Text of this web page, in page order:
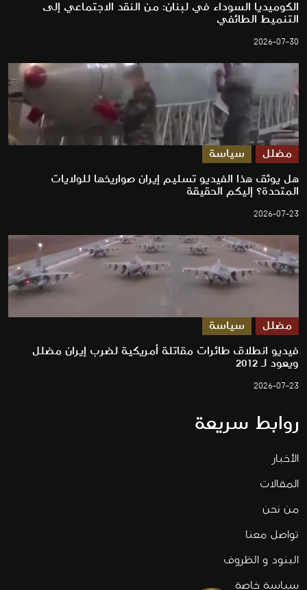
الكوميديا السوداء في لبنان: من النقد الاجتماعي إلى
التنميط الطائفي
2026-07-30
مضلل سياسة
هل يوثق هذا الفيديو تسليم إيران صواريخها للولايات
المتحدة؟ إليكم الحقيقة
2026-07-23
مضلل سياسة
فيديو انطلاق طائرات مقاتلة أمريكية لضرب إيران مضلل
ويعود لـ 2012
2026-07-23
روابط سريعة
الأخبار
المقالات
من نحن
تواصل معنا
البنود و الظروف
سياسة خاصة